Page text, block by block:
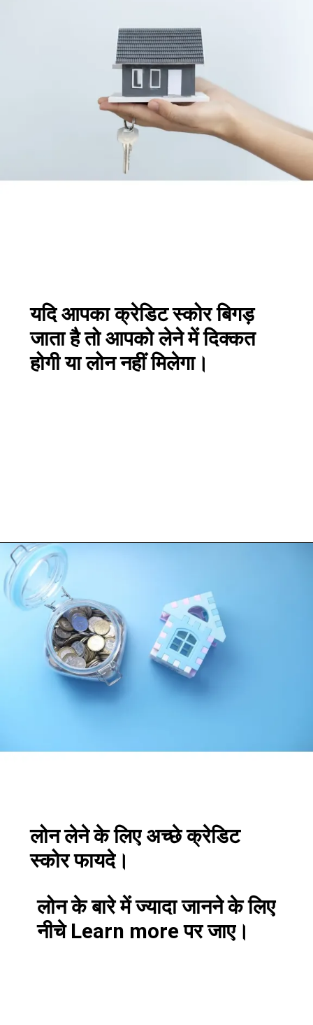
यदि आपका क्रेडिट स्कोर बिगड़
जाता है तो आपको लेने में दिक्कत
होगी या लोन नहीं मिलेगा।
लोन के बारे में ज्यादा जानने के लिए
नीचे Learn more पर जाए।
लोन लेने के लिए अच्छे क्रेडिट
स्कोर फायदे।